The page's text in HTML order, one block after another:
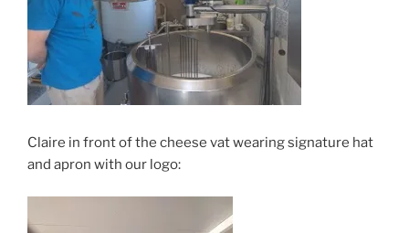
Claire in front of the cheese vat wearing signature hat
and apron with our logo: